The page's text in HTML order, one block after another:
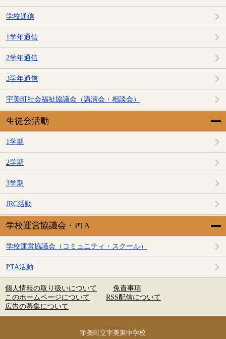
学校通信
1学年通信
2学年通信
3学年通信
宇美町社会福祉協議会（講演会・相談会）
生徒会活動
1学期
2学期
3学期
JRC活動
学校運営協議会・PTA
学校運営協議会（コミュニティ・スクール）
PTA活動
個人情報の取り扱いについて
免責事項
このホームページについて
RSS配信について
広告の募集について
宇美町立宇美東中学校